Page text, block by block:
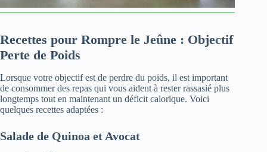
Recettes pour Rompre le Jeûne : Objectif
Perte de Poids
Lorsque votre objectif est de perdre du poids, il est important
de consommer des repas qui vous aident à rester rassasié plus
longtemps tout en maintenant un déficit calorique. Voici
quelques recettes adaptées :
Salade de Quinoa et Avocat